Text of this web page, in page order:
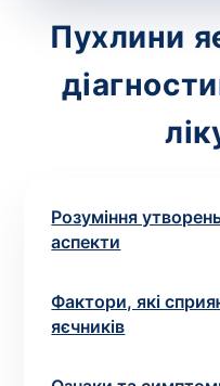
Пухлини
Розуміння
аспекти
Фактори, які
яєчників
Номер телефону*
Вибрати клініку